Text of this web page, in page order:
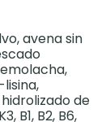
avena sin
de
B1, B2, B6,